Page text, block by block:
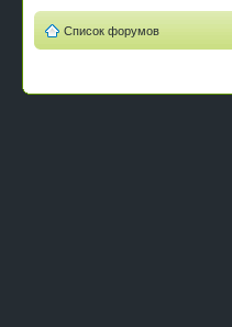
Список форумов